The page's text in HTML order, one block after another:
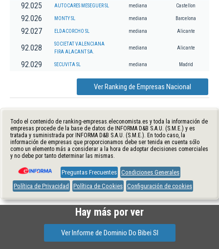
92.025 AUTOCARES MESEGUER SL mediana Castellon
92.026 MONTY SL mediana Barcelona
92.027 ELDACORCHO SL mediana Alicante
92.028
SOCIETAT VALENCIANA
FIRA ALACANT SA.
mediana Alicante
92.029 SECUVITA SL mediana Madrid
Ver Ranking de Empresas Nacional
Todo el contenido de ranking-empresas.eleconomista.es y toda la información de
empresas procede de la base de datos de INFORMA D&B S.A.U. (S.M.E.) y es
tratada y suministrada por INFORMA D&B S.A.U. (S.M.E.). En todo caso, la
información de empresas que proporcionamos debe ser tenida en cuenta sólo
como un elemento más a considerar a la hora de adoptar decisiones comerciales
y no debe por tanto determinar las mismas.
Preguntas Frecuentes Condiciones Generales
Política de Privacidad
Política de Cookies Configuración de cookies
Hay más por ver
Ver Informe de Dominio Do Bibei Sl